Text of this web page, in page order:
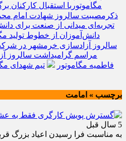
مگاموتوربا استقبال کارکنان
ذکرمصیبت سالروز شهادت امام
تجربه‌ای میدانی از صنعت برای
دانش‌آموزان از خطوط تولید
سالروز آزادسازی خرمشهر در
مراسم گرامیداشت سالروز
فاطمیه مگاموتور
تیم شهدای
برچسب » امامت
5 سال قبل
به مناسبت فرا رسيدن اعياد بزرگ